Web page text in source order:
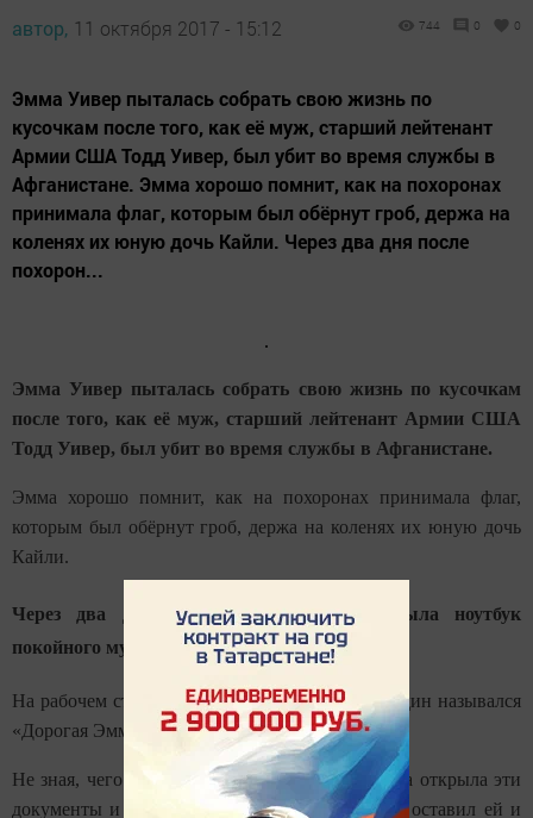
автор, 11 октября 2017 - 15:12 744 0 0
Эмма Уивер пыталась собрать свою жизнь по
кусочкам после того, как её муж, старший лейтенант
Армии США Тодд Уивер, был убит во время службы в
Афганистане. Эмма хорошо помнит, как на похоронах
принимала флаг, которым был обёрнут гроб, держа на
коленях их юную дочь Кайли. Через два дня после
похорон...
Эмма Уивер пыталась собрать свою жизнь по кусочкам
после того, как её муж, старший лейтенант Армии США
Тодд Уивер, был убит во время службы в Афганистане.
Эмма хорошо помнит, как на похоронах принимала флаг,
которым был обёрнут гроб, держа на коленях их юную дочь
Кайли.
Через два дня после похорон она открыла ноутбук
покойного мужа - и у неё перехватило дух.
На рабочем столе было два документа Word. Один назывался
«Дорогая Эмма», второй - «Дорогая Кайли».
Не зная, чего ожидать, заливаясь слезами, Эмма открыла эти
документы и прочитала письма, которые Тодд оставил ей и